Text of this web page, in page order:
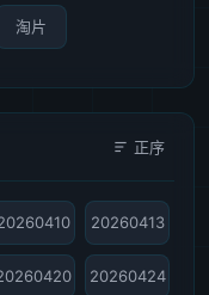
淘片
正序
20260413
20260424